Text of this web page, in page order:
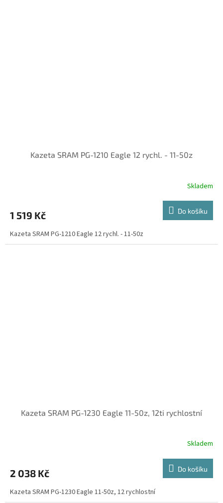
Kazeta SRAM PG-1210 Eagle 12 rychl. - 11-50z
Skladem
1 519 Kč Do košíku
Kazeta SRAM PG-1210 Eagle 12 rychl. - 11-50z
Kazeta SRAM PG-1230 Eagle 11-50z, 12ti rychlostní
Skladem
2 038 Kč Do košíku
Kazeta SRAM PG-1230 Eagle 11-50z, 12 rychlostní